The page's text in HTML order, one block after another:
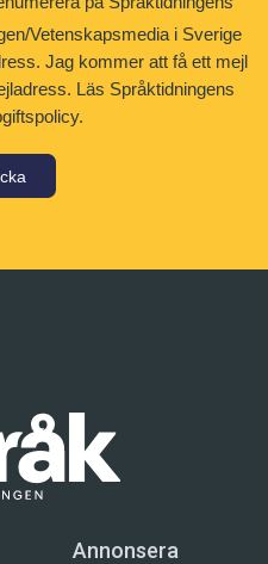
Vetenskapsmedia i Sverige
Jag kommer att få ett mejl
Läs Språktidningens
Annonsera